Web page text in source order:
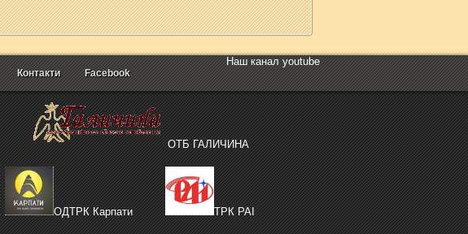
Контакти Facebook
Наш канал youtube
ОТБ ГАЛИЧИНА
ОДТРК Карпати ТРК РАІ